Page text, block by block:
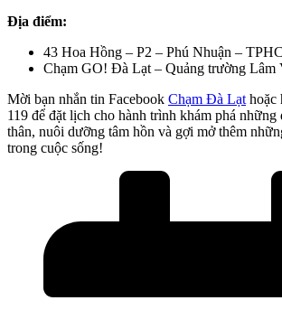
Địa điểm:
43 Hoa Hồng – P2 – Phú Nhuận –
Chạm GO! Đà Lạt – Quảng trường Lâm
Mời bạn nhắn tin Facebook Chạm Đà Lạt hoặc
119 để đặt lịch cho hành trình khám phá những
thân, nuôi dưỡng tâm hồn và gợi mở thêm
trong cuộc sống!